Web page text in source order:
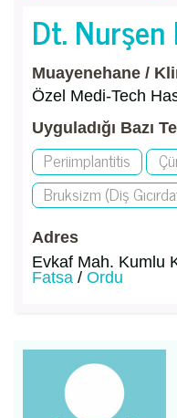
Dt. Nurşen
Muayenehane /
Özel Medi-Tech
Uyguladığı Bazı
Periimplantitis
Bruksizm (Diş
Adres
Evkaf Mah. Kumlu
Fatsa / Ordu